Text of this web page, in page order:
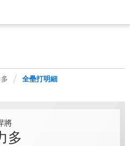
全壘打明細
將
多